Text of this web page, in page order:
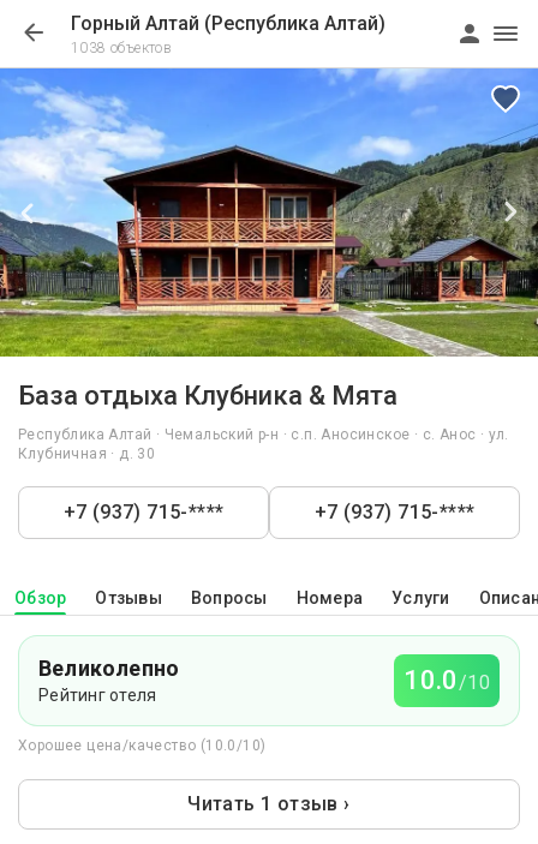
Горный Алтай (Республика Алтай)
1038 объектов
База отдыха Клубника & Мята
Республика Алтай · Чемальский р-н · с.п. Аносинское · с. Анос · ул.
Клубничная · д. 30
+7 (937) 715-**** +7 (937) 715-****
Обзор Отзывы Вопросы Номера Услуги
Великолепно
Рейтинг отеля 10.0/10
Хорошее цена/качество (10.0/10)
Читать 1 отзыв ›